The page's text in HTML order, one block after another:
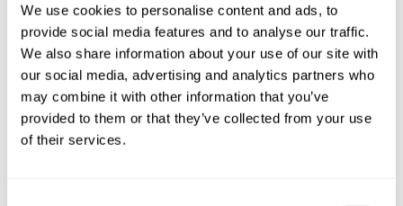
We use cookies to personalise content and ads, to
provide social media features and to analyse our traffic.
We also share information about your use of our site with
our social media, advertising and analytics partners who
may combine it with other information that you’ve
provided to them or that they’ve collected from your use
of their services.
Valencia?
¿Cuánto cuesta un Chef a Domicilio en Valencia?
¿Cómo puedo reservar un Chef a Domicilio en Valencia?